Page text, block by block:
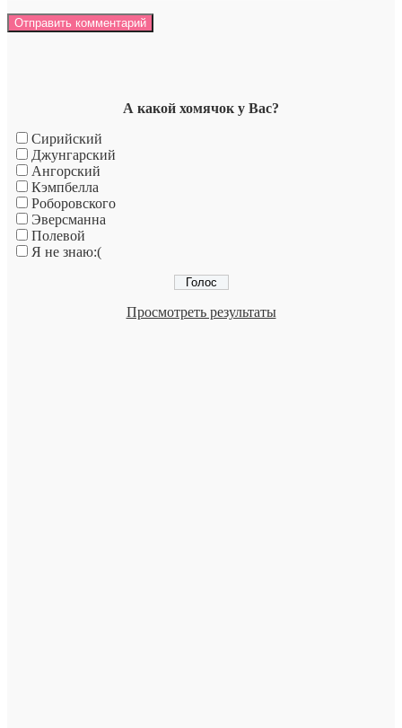
А какой хомячок у Вас?
Сирийский
Джунгарский
Ангорский
Кэмпбелла
Роборовского
Эверсманна
Полевой
Я не знаю:(
Просмотреть результаты